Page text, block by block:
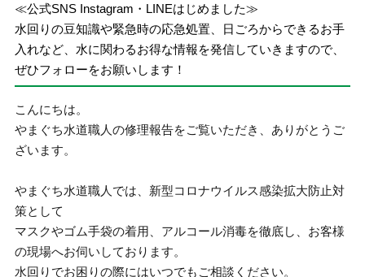
≪公式SNS Instagram・LINEはじめました≫
水回りの豆知識や緊急時の応急処置、日ごろからできるお手
入れなど、水に関わるお得な情報を発信していきますので、
ぜひフォローをお願いします！
こんにちは。
やまぐち水道職人の修理報告をご覧いただき、ありがとうご
ざいます。
やまぐち水道職人では、新型コロナウイルス感染拡大防止対
策として
マスクやゴム手袋の着用、アルコール消毒を徹底し、お客様
の現場へお伺いしております。
水回りでお困りの際にはいつでもご相談ください。